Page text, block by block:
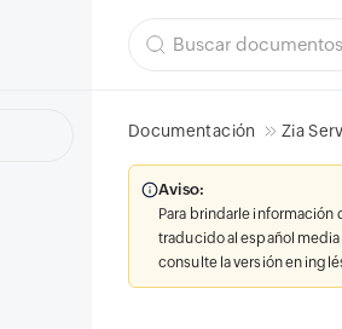
Documentación Zia
Aviso:
Para brindarle información
traducido al español
consulte la versión en